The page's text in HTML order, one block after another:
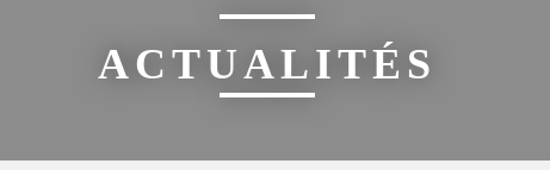
ACTUALITÉS